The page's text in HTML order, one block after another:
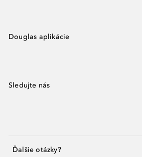
Douglas aplikácie
Sledujte nás
Ďalšie otázky?